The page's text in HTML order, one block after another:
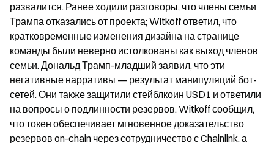
развалится. Ранее ходили разговоры, что члены семьи
Трампа отказались от проекта; Witkoff ответил, что
кратковременные изменения дизайна на странице
команды были неверно истолкованы как выход членов
семьи. Дональд Трамп-младший заявил, что эти
негативные нарративы — результат манипуляций бот-
сетей. Они также защитили стейблкоин USD1 и ответили
на вопросы о подлинности резервов. Witkoff сообщил,
что токен обеспечивает мгновенное доказательство
резервов on-chain через сотрудничество с Chainlink, а